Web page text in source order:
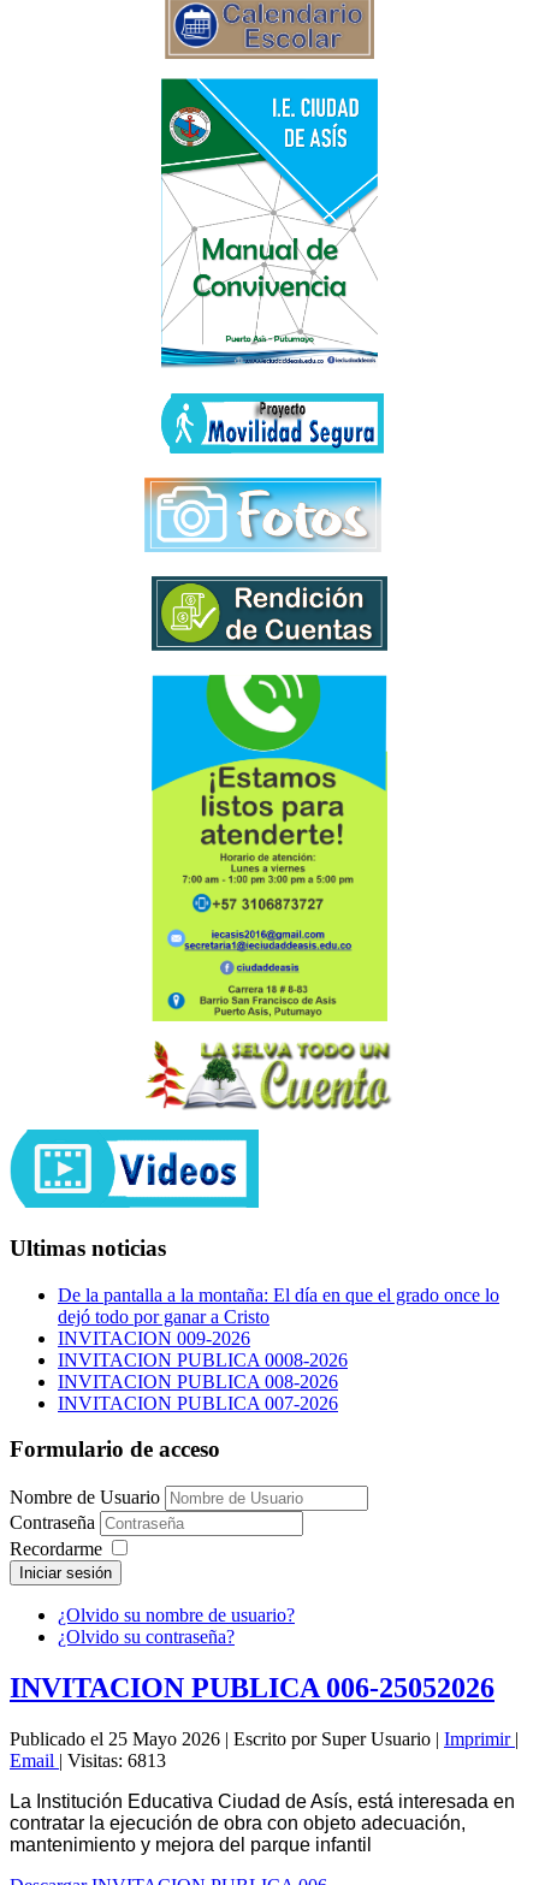
Ultimas noticias
De la pantalla a la montaña: El día en que el grado once lo
dejó todo por ganar a Cristo
INVITACION 009-2026
INVITACION PUBLICA 0008-2026
INVITACION PUBLICA 008-2026
INVITACION PUBLICA 007-2026
Formulario de acceso
Nombre de Usuario
Contraseña
Recordarme
Iniciar sesión
¿Olvido su nombre de usuario?
¿Olvido su contraseña?
INVITACION PUBLICA 006-25052026
Publicado el 25 Mayo 2026 | Escrito por Super Usuario | Imprimir |
Email | Visitas: 6813
La Institución Educativa Ciudad de Asís, está interesada en
contratar la ejecución de obra con objeto adecuación,
mantenimiento y mejora del parque infantil